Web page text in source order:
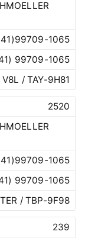
1065
99709-1065
V8L / TAY-9H81
2520
1065
99709-1065
/ TBP-9F98
239